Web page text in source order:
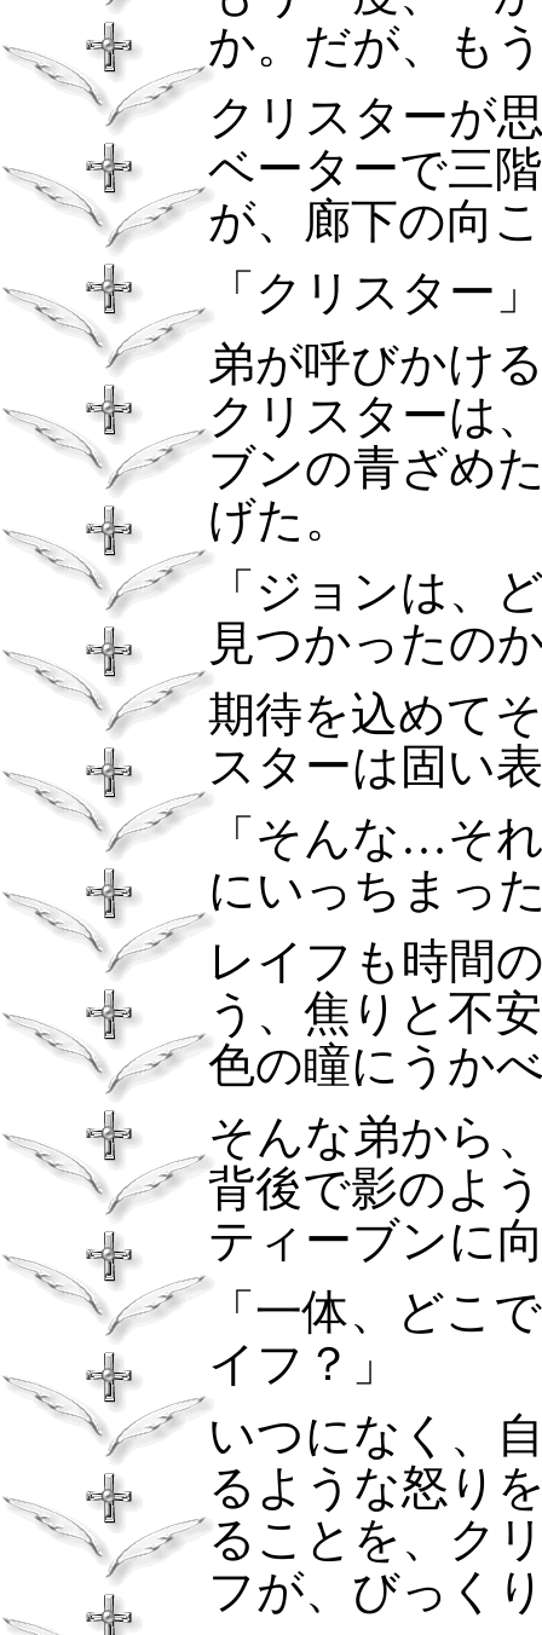
か。だが、も
クリスターが
ベーターで三
が、廊下の向
「クリスター」
弟が呼びかけ
クリスターは
ブンの青ざめ
げた。
「ジョンは、
見つかったの
期待を込めて
スターは固い
「そんな…そ
にいっちまっ
レイフも時間
う、焦りと不
色の瞳にうか
そんな弟から
背後で影のよ
ティーブンに
「一体、どこ
イフ？」
いつになく、
るような怒り
ることを、ク
フが、びっく